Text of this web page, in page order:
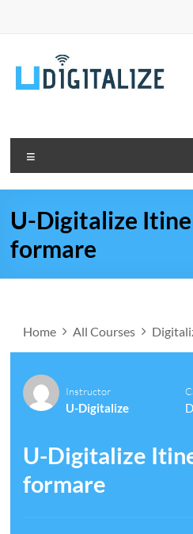
U-Digitalize
formare
Home All Courses
Instructor
U-Digitalize
U-Digitalize
formare